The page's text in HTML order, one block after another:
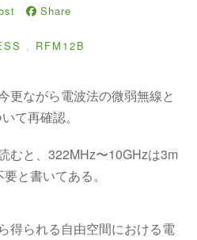
Share
, RFM12B
更ながら電波法の微弱無線と
て再確認。
むと、322MHz〜10GHzは3m
と書いてある。
得られる自由空間における電